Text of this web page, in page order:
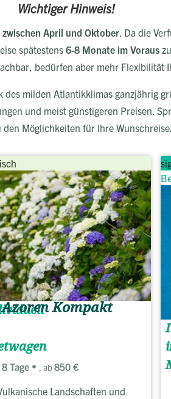
Wichtiger Hinweis!
zwischen April und Oktober. Da die
spätestens6-8 Monate im Voraus
bedürfen aber mehr Flexibilität
milden Atlantikklimas ganzjährig
und meist günstigeren Preisen.
Möglichkeiten für Ihre
Azoren Kompakt
8 Tage , ab850 €
Landschaften und